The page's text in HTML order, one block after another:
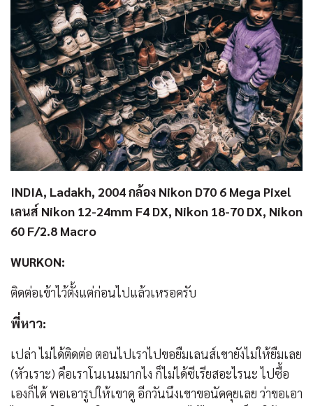
INDIA, Ladakh, 2004 กล้อง Nikon D70 6 Mega Pixel
เลนส์ Nikon 12-24mm F4 DX, Nikon 18-70 DX, Nikon
60 F/2.8 Macro
WURKON:
ติดต่อเข้าไว้ตั้งแต่ก่อนไปแล้วเหรอครับ
พี่หาว:
เปล่า ไม่ได้ติดต่อ ตอนไปเราไปขอยืมเลนส์เขายังไม่ให้ยืมเลย
(หัวเราะ) คือเราโนเนมมากไง ก็ไม่ได้ซีเรียสอะไรนะ ไปซื้อ
เองก็ได้ พอเอารูปให้เขาดู อีกวันนึงเขาขอนัดคุยเลย ว่าขอเอา